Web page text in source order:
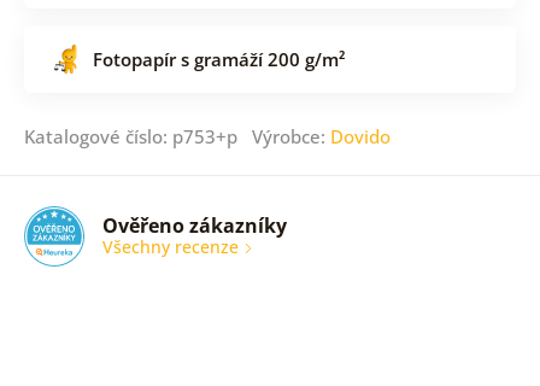
Fotopapír s gramáží 200 g/m²
Katalogové číslo: p753+p Výrobce: Dovido
Ověřeno zákazníky
Všechny recenze